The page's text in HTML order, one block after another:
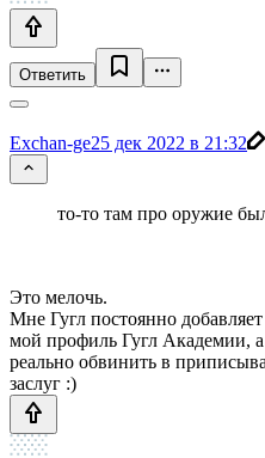
Ответить
Exchan-ge25 дек 2022 в 21:32
то-то там про оружие
Это мелочь.
Мне Гугл постоянно
мой профиль Гугл Академии,
реально обвинить в
заслуг :)